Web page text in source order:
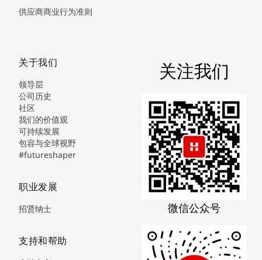
供应商商业行为准则
关于我们
领导层
公司历史
社区
我们的价值观
可持续发展
包容与全球视野
#futureshaper
职业发展
招贤纳士
支持和帮助
关注我们
微信公众号